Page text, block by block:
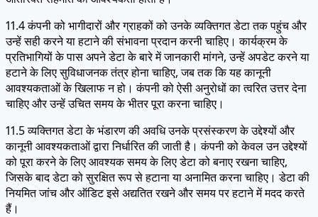
11.4 कंपनी को भागीदारों और ग्राहकों को उनके व्यक्तिगत डेटा तक पहुंच और
उन्हें सही करने या हटाने की संभावना प्रदान करनी चाहिए। कार्यक्रम के
प्रतिभागियों के पास अपने डेटा के बारे में जानकारी मांगने, उन्हें अपडेट करने या
हटाने के लिए सुविधाजनक तंत्र होना चाहिए, जब तक कि यह कानूनी
आवश्यकताओं के खिलाफ न हो। कंपनी को ऐसी अनुरोधों का त्वरित उत्तर देना
चाहिए और उन्हें उचित समय के भीतर पूरा करना चाहिए।
11.5 व्यक्तिगत डेटा के भंडारण की अवधि उनके प्रसंस्करण के उद्देश्यों और
कानूनी आवश्यकताओं द्वारा निर्धारित की जाती है। कंपनी को केवल उन उद्देश्यों
को पूरा करने के लिए आवश्यक समय के लिए डेटा को बनाए रखना चाहिए,
जिसके बाद डेटा को सुरक्षित रूप से हटाना या अनामित करना चाहिए। डेटा की
नियमित जांच और ऑडिट इसे अद्यतित रखने और समय पर हटाने में मदद करते
हैं।